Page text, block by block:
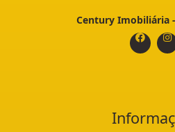
Century Imobiliária -